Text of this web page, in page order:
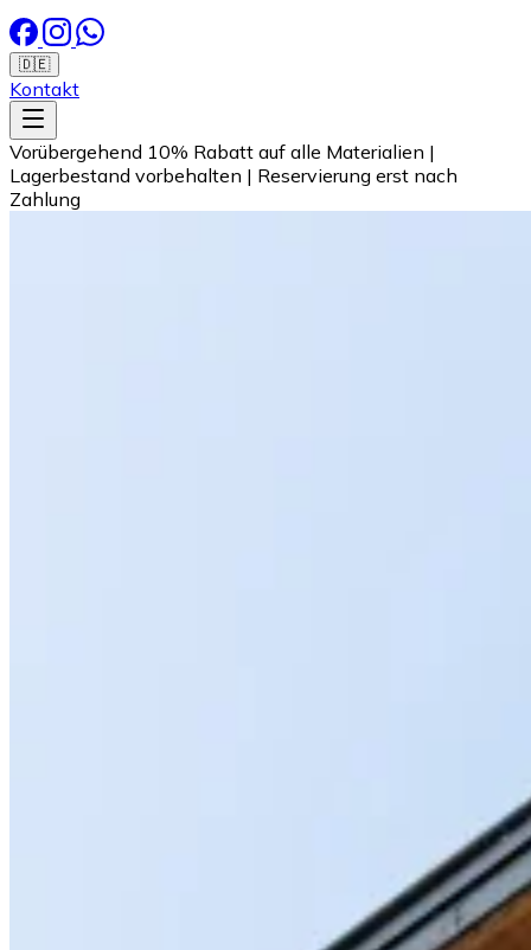
🇩🇪
Kontakt
Vorübergehend 10% Rabatt auf alle Materialien |
Lagerbestand vorbehalten | Reservierung erst nach
Zahlung